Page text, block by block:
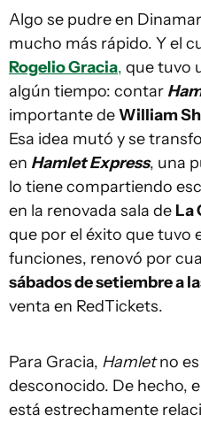
Algo se pudre en
mucho más rápido. Y el
Rogelio Gracia, que tuvo
algún tiempo: contar
importante deWilliam
Esa idea mutó y se
en Hamlet Express, una
lo tiene compartiendo
en la renovada sala de La
que por el éxito que tuvo
funciones, renovó por
sábados de setiembre a
venta en RedTickets.
Para Gracia, Hamletno
desconocido. De hecho,
está estrechamente